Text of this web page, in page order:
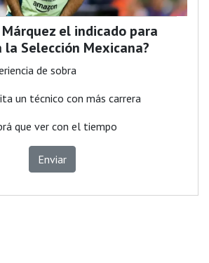
Márquez el indicado para
la Selección Mexicana?
de sobra
un técnico con más carrera
que ver con el tiempo
Enviar